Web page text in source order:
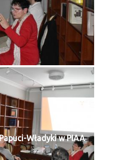
Władyki w PIAA